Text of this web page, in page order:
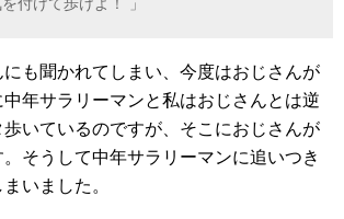
付けて歩けよ！ 」
も聞かれてしまい、今度はおじさんが
年サラリーマンと私はおじさんとは逆
いているのですが、そこにおじさんが
そうして中年サラリーマンに追いつき
いました。